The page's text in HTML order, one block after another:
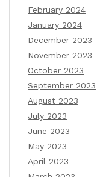
February 2024
January 2024
December 2023
November 2023
October 2023
September 2023
August 2023
July 2023
June 2023
May 2023
April 2023